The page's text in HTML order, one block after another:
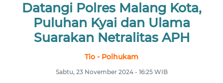
Datangi Polres Malang Kota,
Puluhan Kyai dan Ulama
Suarakan Netralitas APH
Tio - Polhukam
Sabtu, 23 November 2024 - 16:25 WIB
NASIONAL
DAERAH